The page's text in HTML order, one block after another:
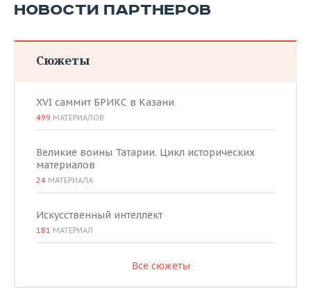
НОВОСТИ ПАРТНЕРОВ
Сюжеты
XVI саммит БРИКС в Казани
499 МАТЕРИАЛОВ
Великие воины Татарии. Цикл исторических
материалов
24 МАТЕРИАЛА
Искусственный интеллект
181 МАТЕРИАЛ
Все сюжеты